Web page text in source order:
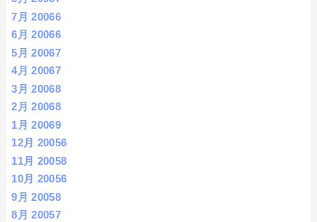
7月 20066
6月 20066
5月 20067
4月 20067
3月 20068
2月 20068
1月 20069
12月 20056
11月 20058
10月 20056
9月 20058
8月 20057